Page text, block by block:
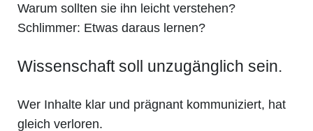
Warum sollten sie ihn leicht verstehen?
Schlimmer: Etwas daraus lernen?
Wissenschaft soll unzugänglich sein.
Wer Inhalte klar und prägnant kommuniziert, hat
gleich verloren.